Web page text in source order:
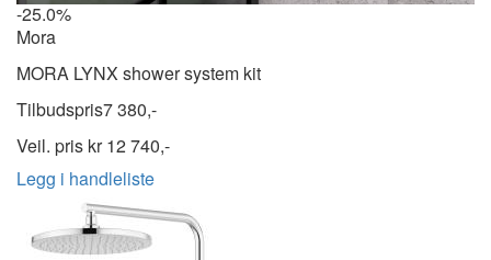
-25.0%
Mora
MORA LYNX shower system kit
Tilbudspris7 380,-
Veil. pris kr12 740,-
Legg i handleliste